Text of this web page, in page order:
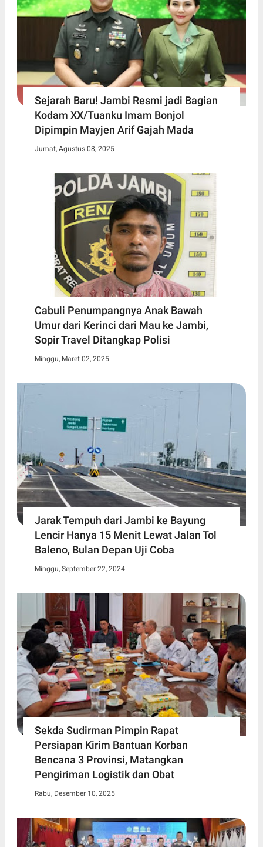
Sejarah Baru! Jambi Resmi jadi Bagian
Kodam XX/Tuanku Imam Bonjol
Dipimpin Mayjen Arif Gajah Mada
Jumat, Agustus 08, 2025
Cabuli Penumpangnya Anak Bawah
Umur dari Kerinci dari Mau ke Jambi,
Sopir Travel Ditangkap Polisi
Minggu, Maret 02, 2025
Jarak Tempuh dari Jambi ke Bayung
Lencir Hanya 15 Menit Lewat Jalan Tol
Baleno, Bulan Depan Uji Coba
Minggu, September 22, 2024
Sekda Sudirman Pimpin Rapat
Persiapan Kirim Bantuan Korban
Bencana 3 Provinsi, Matangkan
Pengiriman Logistik dan Obat
Rabu, Desember 10, 2025